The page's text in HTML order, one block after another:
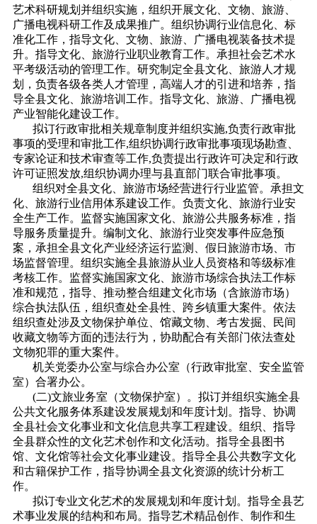
艺术科研规划并组织实施，组织开展文化、文物、旅游、
广播电视科研工作及成果推广。组织协调行业信息化、标
准化工作，指导文化、文物、旅游、广播电视装备技术提
升。指导文化、旅游行业职业教育工作。承担社会艺术水
平考级活动的管理工作。研究制定全县文化、旅游人才规
划，负责各级各类人才管理，高端人才的引进和培养，指
导全县文化、旅游培训工作。指导文化、旅游、广播电视
产业智能化建设工作。
拟订行政审批相关规章制度并组织实施,负责行政审批
事项的受理和审批工作,组织协调行政审批事项现场勘查、
专家论证和技术审查等工作,负责提出行政许可决定和行政
许可证照发放,组织协调办理与县直部门联合审批事项。
组织对全县文化、旅游市场经营进行行业监管。承担文
化、旅游行业信用体系建设工作。负责文化、旅游行业安
全生产工作。监督实施国家文化、旅游公共服务标准，指
导服务质量提升。编制文化、旅游行业突发事件应急预
案，承担全县文化产业经济运行监测、假日旅游市场、市
场监督管理。组织实施全县旅游从业人员资格和等级标准
考核工作。监督实施国家文化、旅游市场综合执法工作标
准和规范，指导、推动整合组建文化市场（含旅游市场）
综合执法队伍，组织查处全县性、跨乡镇重大案件。依法
组织查处涉及文物保护单位、馆藏文物、考古发掘、民间
收藏文物等方面的违法行为，协助配合有关部门依法查处
文物犯罪的重大案件。
机关党委办公室与综合办公室（行政审批室、安全监管
室）合署办公。
(二)文旅业务室（文物保护室）。拟订并组织实施全县
公共文化服务体系建设发展规划和年度计划。指导、协调
全县社会文化事业和文化信息共享工程建设。组织、指导
全县群众性的文化艺术创作和文化活动。指导全县图书
馆、文化馆等社会文化事业建设。指导全县公共数字文化
和古籍保护工作，指导协调全县文化资源的统计分析工
作。
拟订专业文化艺术的发展规划和年度计划。指导全县艺
术事业发展的结构和布局。指导艺术精品创作、制作和生